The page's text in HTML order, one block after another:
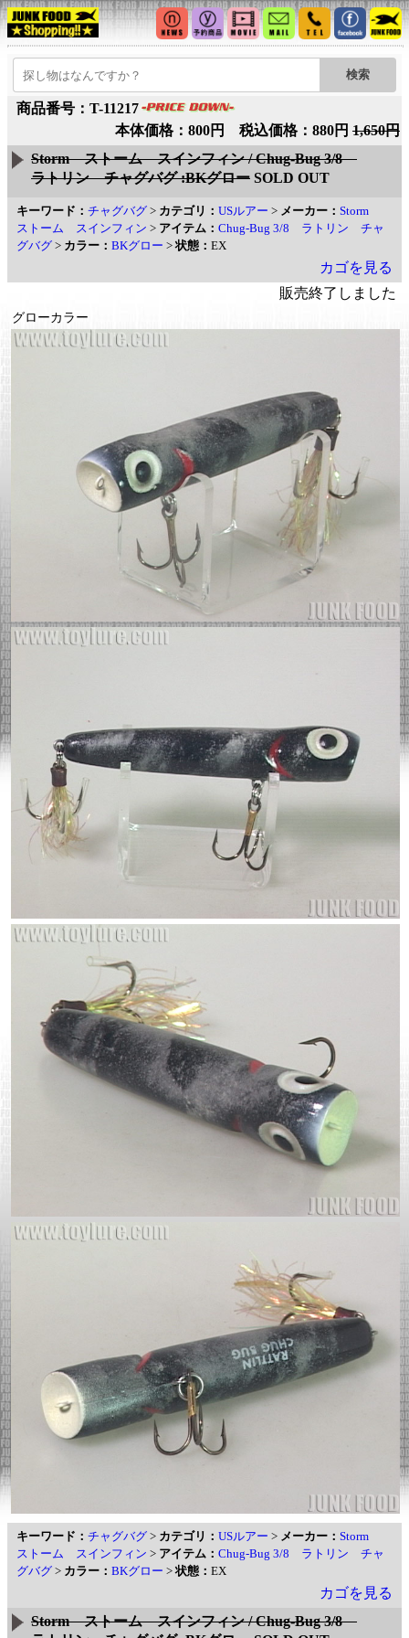
商品番号：T-11217
本体価格：800円 税込価格：880円 1,650円
Storm ストーム スインフィン / Chug-Bug 3/8
ラトリン チャグバグ :BKグロー SOLD OUT
キーワード： チャグバグ > カテゴリ： USルアー > メーカー： Storm
ストーム スインフィン > アイテム： Chug-Bug 3/8 ラトリン チャ
グバグ > カラー： BKグロー >状態： EX
カゴを見る
販売終了しました
グローカラー
キーワード： チャグバグ > カテゴリ： USルアー > メーカー： Storm
ストーム スインフィン > アイテム： Chug-Bug 3/8 ラトリン チャ
グバグ > カラー： BKグロー >状態： EX
カゴを見る
Storm ストーム スインフィン / Chug-Bug 3/8